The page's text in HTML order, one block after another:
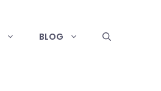
BLOG